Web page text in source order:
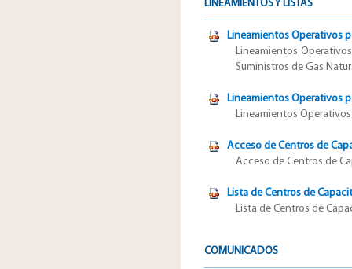
LINEAMIENTOS Y LISTAS
Lineamientos Operativos
Lineamientos
Suministros de Gas
Lineamientos Operativos
Lineamientos
Acceso de Centros de
Acceso de Centros de
Lista de Centros de
Lista de Centros de
COMUNICADOS